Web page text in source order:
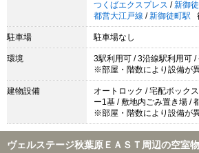
つくばエクスプレス / 新御
都営大江戸線 / 新御徒町駅
駐車場 駐車場なし
環境
3駅利用可 / 3沿線駅利用可 /
※部屋・階数により設備が
建物設備
オートロック / 宅配ボック
ー1基 / 敷地内ごみ置き場 /
※部屋・階数により設備が
ヴェルステージ秋葉原ＥＡＳＴ周辺の空室